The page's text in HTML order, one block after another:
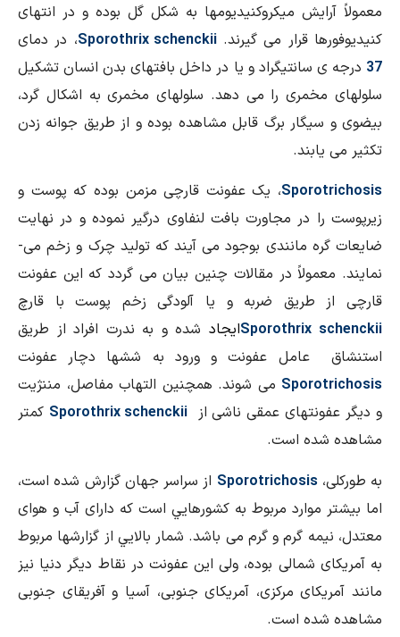
ميکروکنيديوم­ها به ­شکل گل بوده و در انتهای
قرار می­ گيرند. Sporothrix schenckii ، در دمای
سانتيگراد و يا در داخل بافت­های بدن انسان تشکيل
را می ­دهد. سلول­های مخمری به اشکال گرد،
برگ قابل مشاهده بوده و از طريق جوانه زدن
، يک عفونت قارچی مزمن بوده که پوست و
در مجاورت بافت لنفاوی درگير نموده و در نهايت
مانندی بوجود می­ آيند که توليد چرک و زخم می­
در مقالات چنين بيان می­ گردد که اين عفونت
طريق ضربه و يا آلودگی زخم پوست با قارچ
Sporothrix ايجادشده و به ­ندرت افراد از طريق
عامل عفونت و ورود به شش­ها دچار عفونت
می­ شوند. همچنين التهاب مفاصل، مننژيت
عمقی ناشی ازSporothrix schenckii کمتر
است.
Sporotrichosisاز سراسر جهان گزارش شده است،
موارد مربوط به کشورهايي است که دارای آب و هوای
گرم و گرم می­ باشد. شمار بالايي از گزارش­ها مربوط
شمالی بوده، ولی اين عفونت در نقاط ديگر دنيا نيز
مرکزی، آمريکای جنوبی، آسيا و آفريقای جنوبی
است.